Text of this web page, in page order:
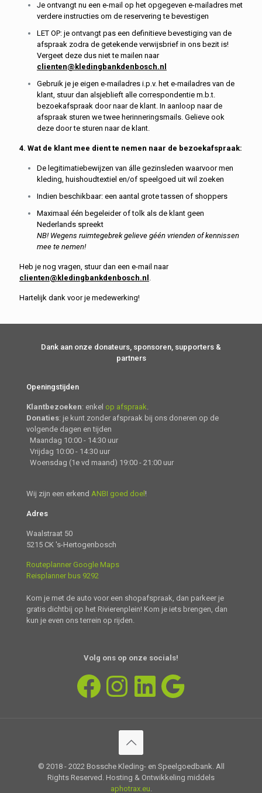
Je ontvangt nu een e-mail op het opgegeven e-mailadres met
verdere instructies om de reservering te bevestigen
LET OP: je ontvangt pas een definitieve bevestiging van de
afspraak zodra de getekende verwijsbrief in ons bezit is!
Vergeet deze dus niet te mailen naar
clienten@kledingbankdenbosch.nl
Gebruik je je eigen e-mailadres i.p.v. het e-mailadres van de
klant, stuur dan alsjeblieft alle correspondentie m.b.t.
bezoekafspraak door naar de klant. In aanloop naar de
afspraak sturen we twee herinneringsmails. Gelieve ook
deze door te sturen naar de klant.
4. Wat de klant mee dient te nemen naar de bezoekafspraak:
De legitimatiebewijzen van álle gezinsleden waarvoor men
kleding, huishoudtextiel en/of speelgoed uit wil zoeken
Indien beschikbaar: een aantal grote tassen of shoppers
Maximaal één begeleider of tolk als de klant geen
Nederlands spreekt
NB! Wegens ruimtegebrek gelieve géén vrienden of kennissen
mee te nemen!
Heb je nog vragen, stuur dan een e-mail naar
clienten@kledingbankdenbosch.nl .
Hartelijk dank voor je medewerking!
Dank aan onze donateurs, sponsoren, supporters &
partners
Openingstijden
Klantbezoeken: enkel op afspraak.
Donaties: je kunt zonder afspraak bij ons doneren op de
volgende dagen en tijden
Maandag 10:00 - 14:30 uur
Vrijdag 10:00 - 14:30 uur
Woensdag (1e vd maand) 19:00 - 21:00 uur
Wij zijn een erkend ANBI goed doel !
Adres
Waalstraat 50
5215 CK 's-Hertogenbosch
Routeplanner Google Maps
Reisplanner bus 9292
Kom je met de auto voor een shopafspraak, dan parkeer je
gratis dichtbij op het Rivierenplein! Kom je iets brengen, dan
kun je even ons terrein op rijden.
Volg ons op onze social s!
Facebook Instagram LinkedIn Google
© 2018 - 2022 Bossche Kleding- en Speelgoedbank. All
Rights Reserved. Hosting & Ontwikkeling middels
aphotrax.eu.